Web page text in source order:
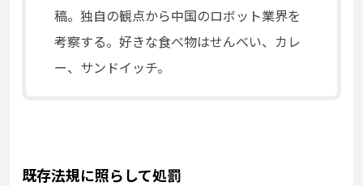
稿。独自の観点から中国のロボット業界を
考察する。好きな食べ物はせんべい、カレ
ー、サンドイッチ。
既存法規に照らして処罰